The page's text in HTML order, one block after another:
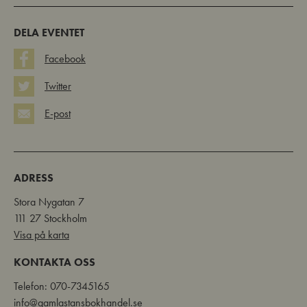
DELA EVENTET
Facebook
Twitter
E-post
ADRESS
Stora Nygatan 7
111 27 Stockholm
Visa på karta
KONTAKTA OSS
Telefon: 070-7345165
info@gamlastansbokhandel.se